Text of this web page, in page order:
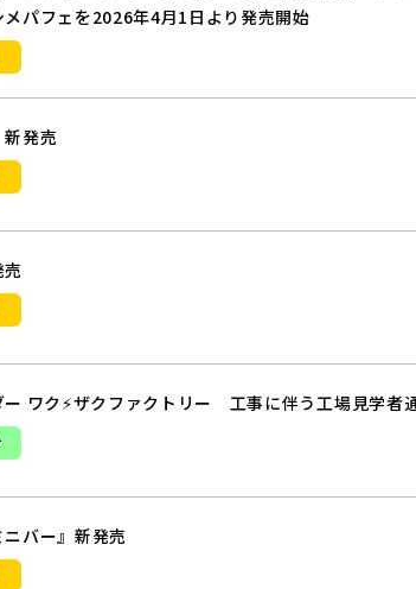
パフェを2026年4月1日より発売開始
新発売
ー ワク⚡ザクファクトリー 工事に伴う工場見学者
ニバー』新発売